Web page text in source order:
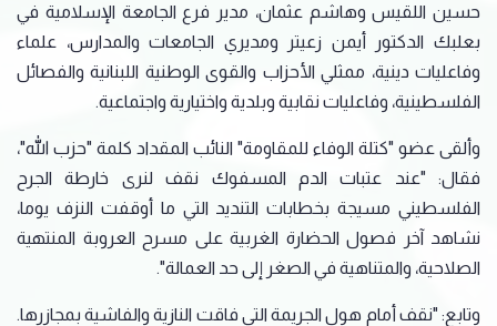
حسين اللقيس وهاشم عثمان، مدير فرع الجامعة الإسلامية في
بعلبك الدكتور أيمن زعيتر ومديري الجامعات والمدارس، علماء
وفاعليات دينية، ممثلي الأحزاب والقوى الوطنية اللبنانية والفصائل
الفلسطينية، وفاعليات نقابية وبلدية واختيارية واجتماعية.
وألقى عضو "كتلة الوفاء للمقاومة" النائب المقداد كلمة "حزب الله"،
فقال: "عند عتبات الدم المسفوك نقف لنرى خارطة الجرح
الفلسطيني مسيجة بخطابات التنديد التي ما أوقفت النزف يوما،
نشاهد آخر فصول الحضارة الغربية على مسرح العروبة المنتهية
الصلاحية، والمتناهية في الصغر إلى حد العمالة".
وتابع: "نقف أمام هول الجريمة التي فاقت النازية والفاشية بمجازرها.